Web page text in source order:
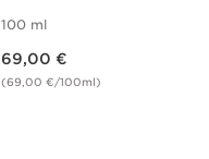
100 ml
69,00 €
(69,00 €/100ml)